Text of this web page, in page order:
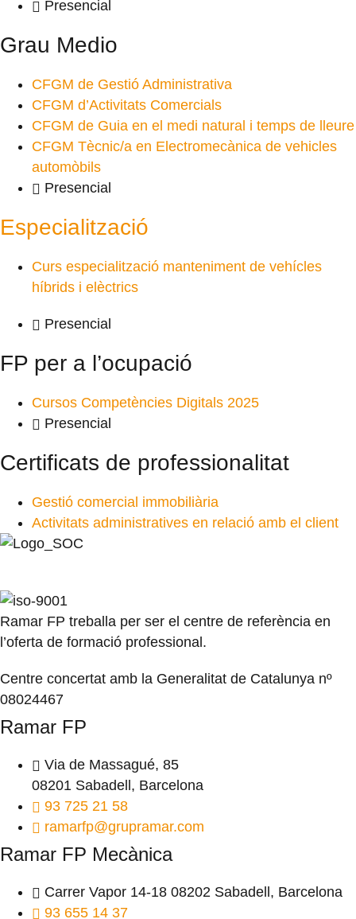
Presencial
Grau Medio
CFGM de Gestió Administrativa
CFGM d’Activitats Comercials
CFGM de Guia en el medi natural i temps de lleure
CFGM Tècnic/a en Electromecànica de vehicles
automòbils
Presencial
Especialització
Curs especialització manteniment de vehícles
híbrids i elèctrics
Presencial
FP per a l’ocupació
Cursos Competències Digitals 2025
Presencial
Certificats de professionalitat
Gestió comercial immobiliària
Activitats administratives en relació amb el client
Ramar FP treballa per ser el centre de referència en
l’oferta de formació professional.
Centre concertat amb la Generalitat de Catalunya nº
08024467
Ramar FP
Via de Massagué, 85
08201 Sabadell, Barcelona
93 725 21 58
ramarfp@grupramar.com
Ramar FP Mecànica
Carrer Vapor 14-18 08202 Sabadell, Barcelona
93 655 14 37